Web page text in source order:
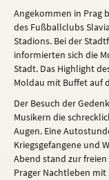
Angekommen in Prag
des Fußballclubs
Stadions. Bei der
informierten sich die
Stadt. Das Highlight
Moldau mit Buffet auf
Der Besuch der
Musikern die
Augen. Eine
Kriegsgefangene und
Abend stand zur freien
Prager Nachtleben